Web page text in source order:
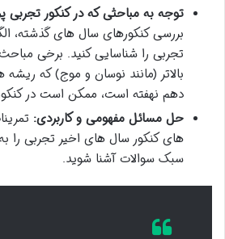
توجه به مباحثی که در کنکور تجربی
بررسی کنکورهای سال های گذشته،
تجربی را شناسایی کنید. برخی
بالاتر (مانند نوسان و موج) که
دهم نهفته است، ممکن است در
حل مسائل مفهومی و کاربردی:
های کنکور سال های اخیر تجربی را
سبک سوالات آشنا شوید.